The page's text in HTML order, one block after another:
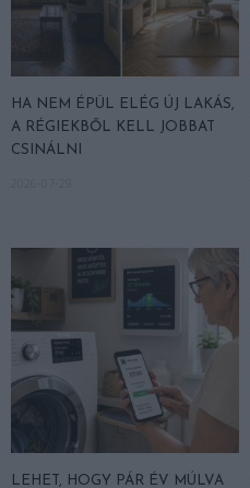
HA NEM ÉPÜL ELÉG ÚJ LAKÁS,
A RÉGIEKBŐL KELL JOBBAT
CSINÁLNI
LEHET, HOGY PÁR ÉV MÚLVA